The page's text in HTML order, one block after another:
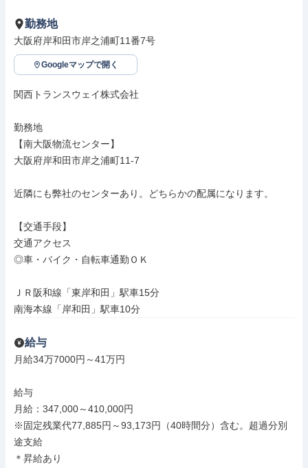
勤務地
大阪府岸和田市岸之浦町11番7号
Googleマップで開く
関西トランスウェイ株式会社
勤務地
【南大阪物流センター】
大阪府岸和田市岸之浦町11-7
近隣にも弊社のセンターあり。どちらかの配属になります。
【交通手段】
交通アクセス
◎車・バイク・自転車通勤ＯＫ
ＪＲ阪和線「東岸和田」駅車15分
南海本線「岸和田」駅車10分
給与
月給34万7000円～41万円
給与
月給：347,000～410,000円
※固定残業代77,885円～93,173円（40時間分）含む。超過分別
途支給
＊昇給あり